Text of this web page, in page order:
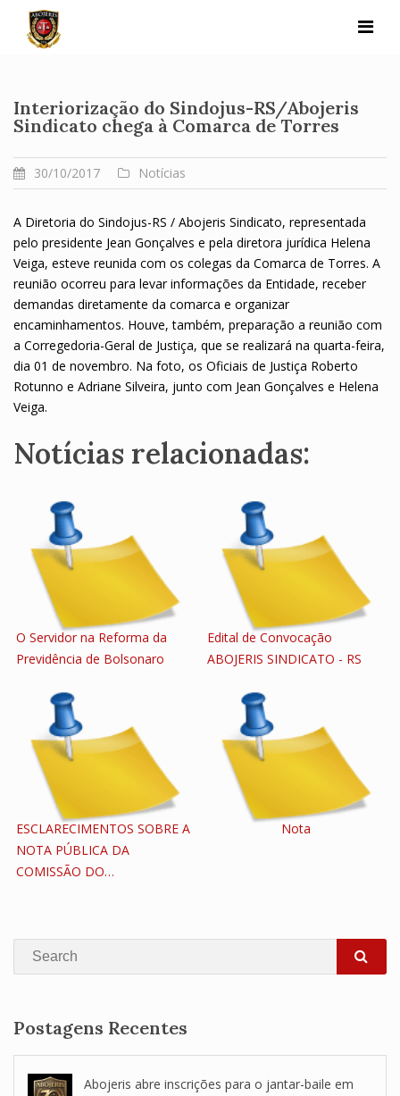
content
Interiorização do Sindojus-RS/Abojeris
Sindicato chega à Comarca de Torres
30/10/2017 Notícias
A Diretoria do Sindojus-RS / Abojeris Sindicato, representada
pelo presidente Jean Gonçalves e pela diretora jurídica Helena
Veiga, esteve reunida com os colegas da Comarca de Torres. A
reunião ocorreu para levar informações da Entidade, receber
demandas diretamente da comarca e organizar
encaminhamentos. Houve, também, preparação a reunião com
a Corregedoria-Geral de Justiça, que se realizará na quarta-feira,
dia 01 de novembro. Na foto, os Oficiais de Justiça Roberto
Rotunno e Adriane Silveira, junto com Jean Gonçalves e Helena
Veiga.
Notícias relacionadas:
O Servidor na Reforma da
Previdência de Bolsonaro
Edital de Convocação
ABOJERIS SINDICATO - RS
ESCLARECIMENTOS SOBRE A
NOTA PÚBLICA DA
COMISSÃO DO…
Nota
Search
Postagens Recentes
Abojeris abre inscrições para o jantar-baile em